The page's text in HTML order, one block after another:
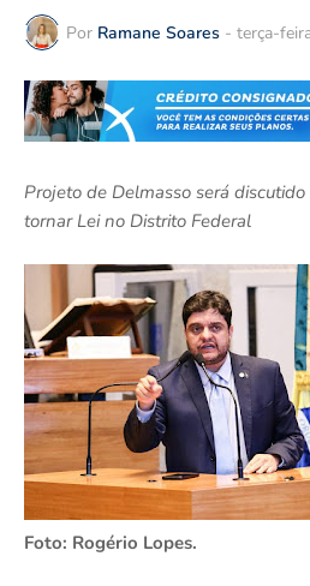
Por Ramane Soares - terça-
Projeto de Delmasso será
tornar Lei no Distrito Federal
Foto: Rogério Lopes.